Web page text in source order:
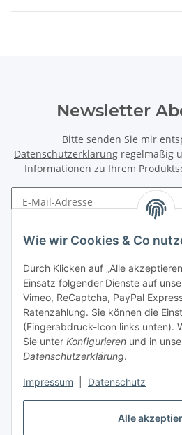
Alle
Wie wir Cookies & Co
Durch Klicken auf „Alle
Einsatz folgender Dienste auf
Vimeo, ReCaptcha, PayPal
Ratenzahlung. Sie können die
(Fingerabdruck-Icon links unten).
Sie unter Konfigurieren und in
Datenschutzerklärung.
Impressum Datenschutz
Newsletter
Bitte senden Sie mir
Datenschutzerklärung regelmäßig
Informationen zu Ihrem
Gesetzliche Informationen
Vertrag